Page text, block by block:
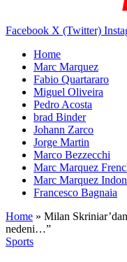
Facebook X (Twitter)
Home
Marc Marquez
Fabio Quartararo
Miguel Oliveira
Pedro Acosta
brad Binder
Johann Zarco
Jorge Martin
Marco Bezzecchi
Marc Marquez
Marc Marquez
Francesco Bagnaia
Home » Milan Skriniar’dan
nedeni…”
Sports